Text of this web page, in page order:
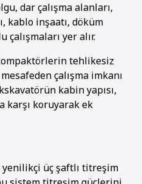
dar çalışma alanları,
kablo inşaatı, döküm
çalışmaları yer alır.
tehlikesiz
çalışma imkanı
kabin yapısı,
karşı koruyarak ek
yenilikçi üç şaftlı titreşim